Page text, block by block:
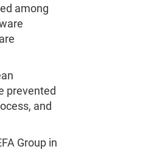
among
prevented
and
Group in